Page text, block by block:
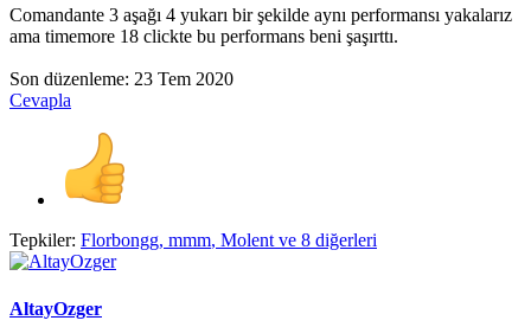
Comandante 3 aşağı 4 yukarı bir şekilde aynı performansı yakalarız
ama timemore 18 clickte bu performans beni şaşırttı.
Son düzenleme: 23 Tem 2020
Cevapla
Tepkiler: Florbongg, mmm, Molentve 8 diğerleri
AltayOzger